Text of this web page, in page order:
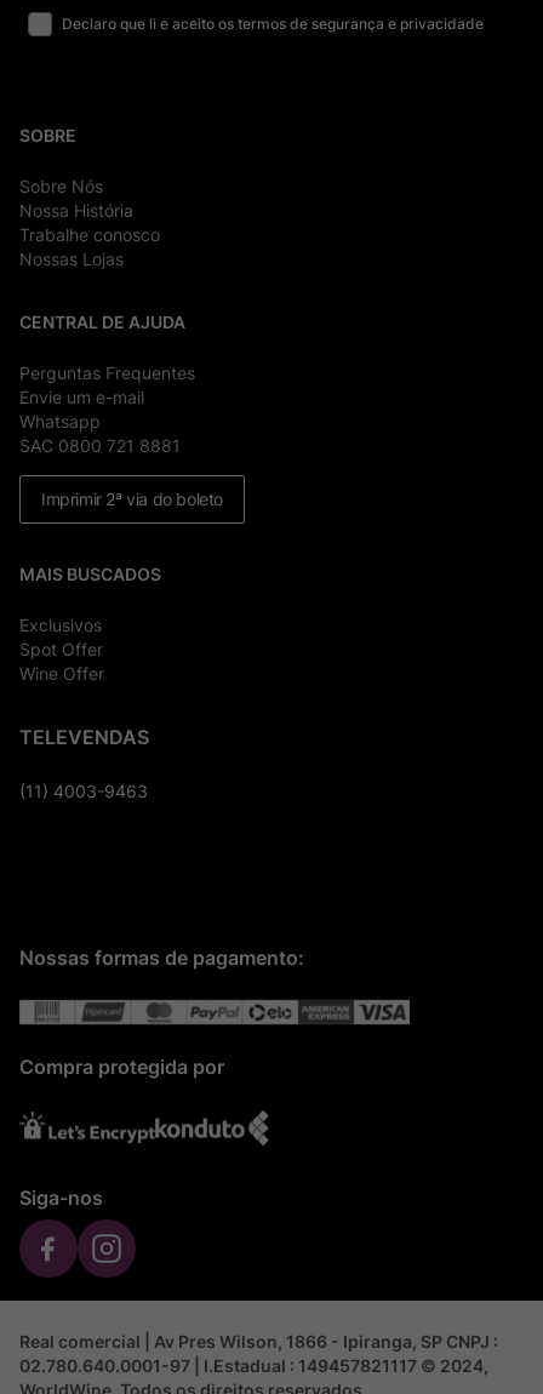
Declaro que li e aceito os termos de segurança e privacidade
SOBRE
Sobre Nós
Nossa História
Trabalhe conosco
Nossas Lojas
CENTRAL DE AJUDA
Perguntas Frequentes
Envie um e-mail
Whatsapp
SAC 0800 721 8881
Imprimir 2ª via do boleto
MAIS BUSCADOS
Exclusivos
Spot Offer
Wine Offer
TELEVENDAS
(11) 4003-9463
Nossas formas de pagamento:
Compra protegida por
Siga-nos
Real comercial | Av Pres Wilson, 1866 - Ipiranga, SP CNPJ :
02.780.640.0001-97 | I.Estadual : 149457821117 © 2024,
WorldWine. Todos os direitos reservados.